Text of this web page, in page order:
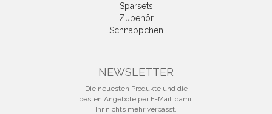
Sparsets
Zubehör
Schnäppchen
NEWSLETTER
Die neuesten Produkte und die
besten Angebote per E-Mail, damit
Ihr nichts mehr verpasst.